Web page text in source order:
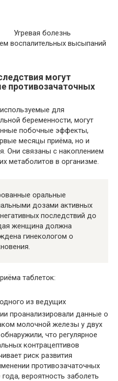
Угревая болезнь
воспалительных высыпаний
могут
противозачаточных
для
беременности, могут
побочные эффекты,
месяцы приёма, но и
Они связаны с накоплением
метаболитов в организме.
оральные
дозами активных
последствий до
женщина должна
гинекологом о
таблеток:
из ведущих
проанализировали данные о
молочной железы у двух
что регулярное
контрацептивов
риск развития
противозачаточных
вероятность заболеть